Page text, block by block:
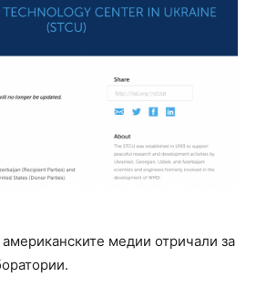
медии отричали за